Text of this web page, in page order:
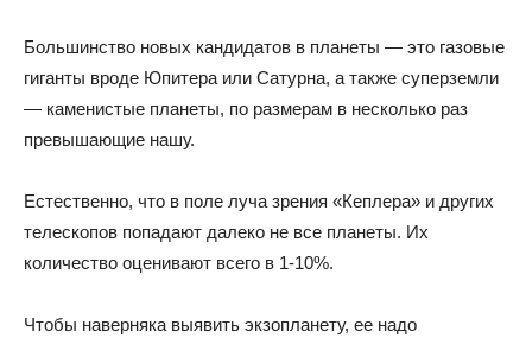
Большинство новых кандидатов в планеты — это газовые
гиганты вроде Юпитера или Сатурна, а также суперземли
— каменистые планеты, по размерам в несколько раз
превышающие нашу.
Естественно, что в поле луча зрения «Кеплера» и других
телескопов попадают далеко не все планеты. Их
количество оценивают всего в 1-10%.
Чтобы наверняка выявить экзопланету, ее надо